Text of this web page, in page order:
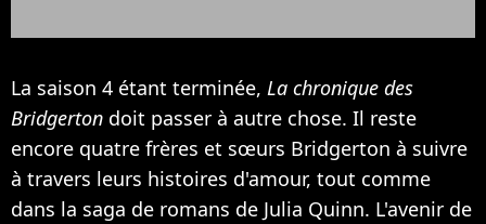
La saison 4 étant terminée, La chronique des
Bridgerton doit passer à autre chose. Il reste
encore quatre frères et sœurs Bridgerton à suivre
à travers leurs histoires d'amour, tout comme
dans la saga de romans de Julia Quinn. L'avenir de